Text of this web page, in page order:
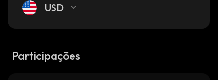
USD
Participações